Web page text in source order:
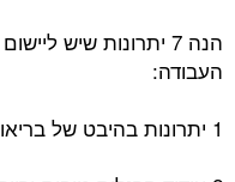
הנה 7 יתרונות שיש
העבודה:
1 יתרונות בהיבט של בריאות העובדים.